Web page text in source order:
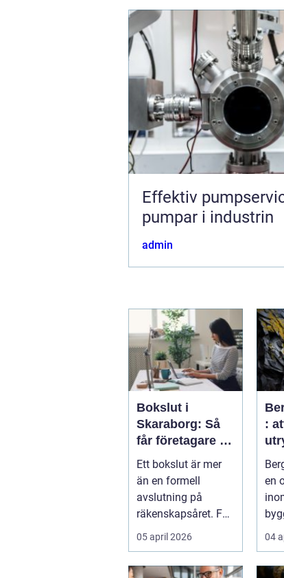
Effektiv
pumpar i industrin
admin
Bokslut i
Skaraborg: Så
får företagare ett
tryggt avslut på
året
Ett bokslut är mer
än en formell
avslutning på
räkenskapsåret. För
05 april 2026
:
en
04